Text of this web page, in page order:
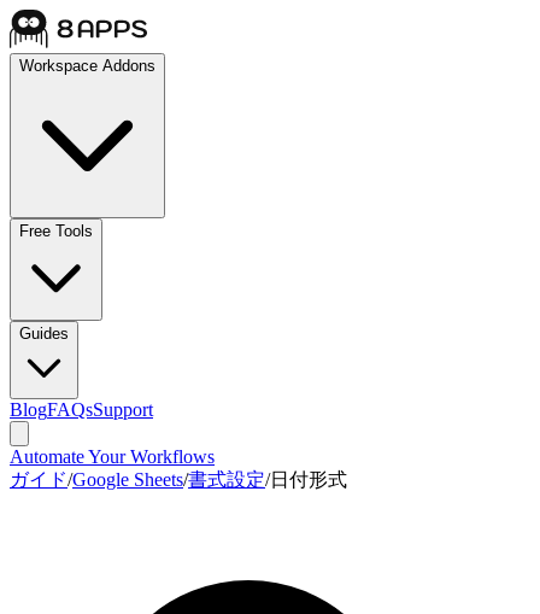
Workspace Addons
Free Tools
Guides
BlogFAQsSupport
Automate Your Workflows
ガイド/Google Sheets/書式設定/日付形式